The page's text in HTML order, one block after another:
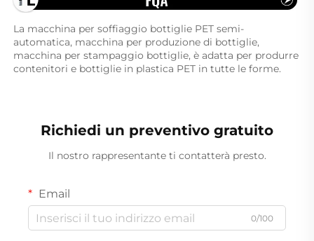
La macchina per soffiaggio bottiglie PET semi-
automatica, macchina per produzione di bottiglie,
macchina per stampaggio bottiglie, è adatta per produrre
contenitori e bottiglie in plastica PET in tutte le forme.
Richiedi un preventivo gratuito
Il nostro rappresentante ti contatterà presto.
Email
0/100